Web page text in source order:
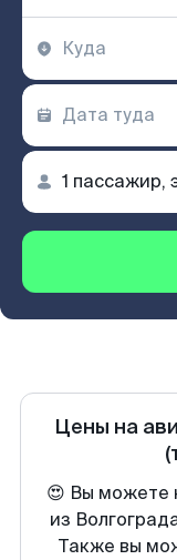
Цены на
😍 Вы можете
из
Также вы